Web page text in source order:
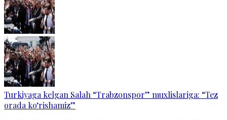
Turkiyaga kelgan Salah “Trabzonspor” muxlislariga: “Tez
orada ko‘rishamiz”